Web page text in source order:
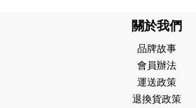
關於我們
品牌故事
會員辦法
運送政策
退換貨政策